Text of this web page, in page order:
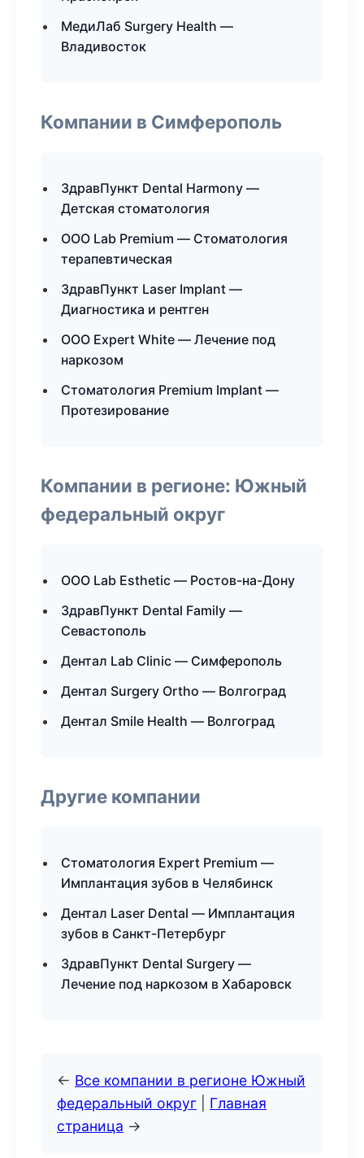
МедиЛаб Surgery Health —
Владивосток
Компании в Симферополь
ЗдравПункт Dental Harmony —
Детская стоматология
ООО Lab Premium — Стоматология
терапевтическая
ЗдравПункт Laser Implant —
Диагностика и рентген
ООО Expert White — Лечение под
наркозом
Стоматология Premium Implant —
Протезирование
Компании в регионе: Южный
федеральный округ
ООО Lab Esthetic — Ростов-на-Дону
ЗдравПункт Dental Family —
Севастополь
Дентал Lab Clinic — Симферополь
Дентал Surgery Ortho — Волгоград
Дентал Smile Health — Волгоград
Другие компании
Стоматология Expert Premium —
Имплантация зубов в Челябинск
Дентал Laser Dental — Имплантация
зубов в Санкт-Петербург
ЗдравПункт Dental Surgery —
Лечение под наркозом в Хабаровск
← Все компании в регионе Южный
федеральный округ
Главная
страница →